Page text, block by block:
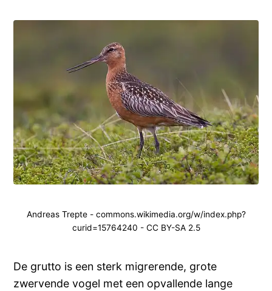
Andreas Trepte - commons.wikimedia.org/w/index.php?
curid=15764240 - CC BY-SA 2.5
De grutto is een sterk migrerende, grote
zwervende vogel met een opvallende lange